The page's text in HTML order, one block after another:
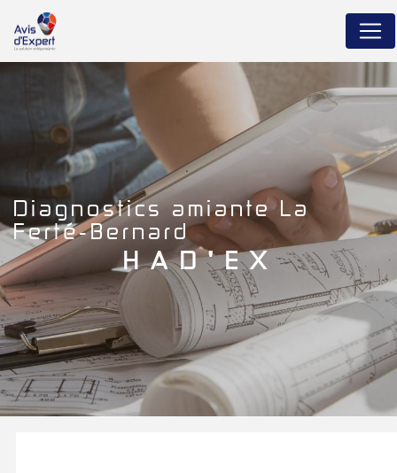
diagnostics amiante La
Ferté-Bernard
HAD'EX
Panneau de gestion des cookies